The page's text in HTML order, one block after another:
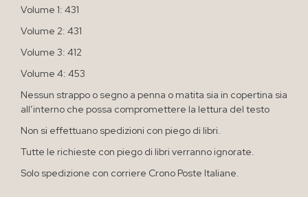
Volume 1: 431
Volume 2: 431
Volume 3: 412
Volume 4: 453
Nessun strappo o segno a penna o matita sia in copertina sia
all’interno che possa compromettere la lettura del testo
Non si effettuano spedizioni con piego di libri.
Tutte le richieste con piego di libri verranno ignorate.
Solo spedizione con corriere Crono Poste Italiane.